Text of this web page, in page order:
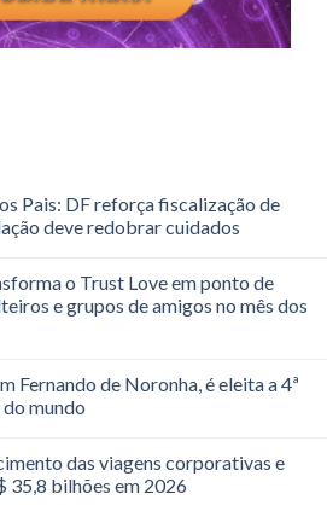
Pais: DF reforça fiscalização de
deve redobrar cuidados
o Trust Love em ponto de
e grupos de amigos no mês dos
Fernando de Noronha, é eleita a 4ª
mundo
das viagens corporativas e
35,8 bilhões em 2026